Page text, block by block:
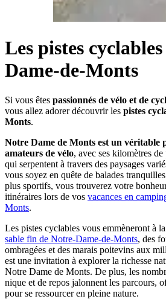
Les pistes
Dame-de-Monts
Si vous êtes passionnés de vélo et de
vous allez adorer découvrir les pistes
Monts.
Notre Dame de Monts est un véritable
amateurs de vélo, avec ses kilomètres
qui serpentent à travers des paysages
vous soyez en quête de balades
plus sportifs, vous trouverez votre
itinéraires lors de vos vacances en
Monts.
Les pistes cyclables vous emmèneront à
sable fin de Notre-Dame-de-Monts, des
ombragées et des marais poitevins aux
est une invitation à explorer la richesse
Notre Dame de Monts. De plus, les
nique et de repos jalonnent les parcours,
pour se ressourcer en pleine nature.